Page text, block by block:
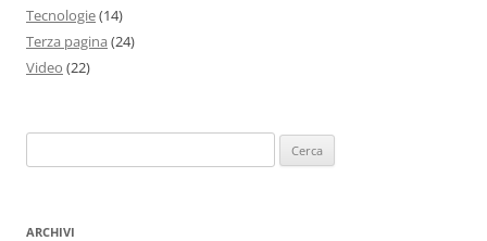
Tecnologie(14)
Terza pagina (24)
Video (22)
per:
ARCHIVI